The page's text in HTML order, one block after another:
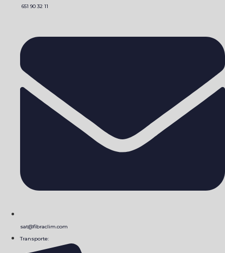
651 90 32 11
sat@fibraclim.com
Transporte: